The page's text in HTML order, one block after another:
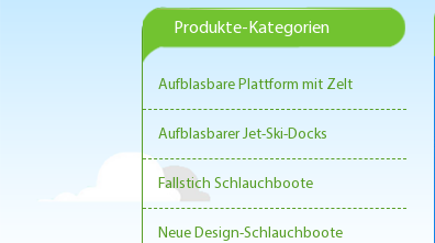
Produkte-Kategorien
Aufblasbare Plattform mit Zelt
Aufblasbarer Jet-Ski-Docks
Fallstich Schlauchboote
Neue Design-Schlauchboote